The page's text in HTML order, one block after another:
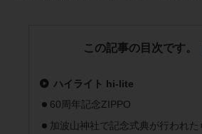
この記事の目次です。
ハイライト hi-lite
60周年記念ZIPPO
加波山神社で記念式典が行われた